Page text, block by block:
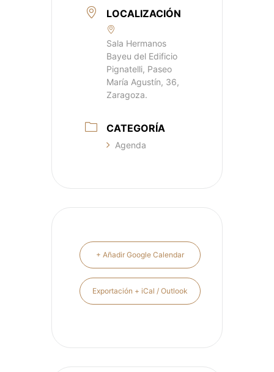
LOCALIZACIÓN
Sala Hermanos
Bayeu del Edificio
Pignatelli, Paseo
María Agustín, 36,
Zaragoza.
CATEGORÍA
Agenda
+ Añadir Google Calendar
Exportación + iCal / Outlook